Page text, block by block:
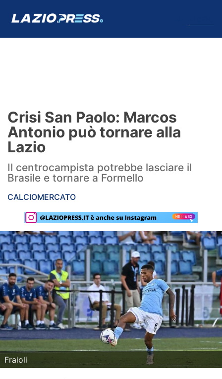
Formello
Infortuni
Primavera
Calciomercato
Lazio Women
Rassegna Lazio
Social
Calcio
Serie A
Champions League
Europa League
Altri Sport
Crisi San Paolo: Marcos
Antonio può tornare alla
Lazio
Il centrocampista potrebbe lasciare il
Brasile e tornare a Formello
CALCIOMERCATO
Fraioli